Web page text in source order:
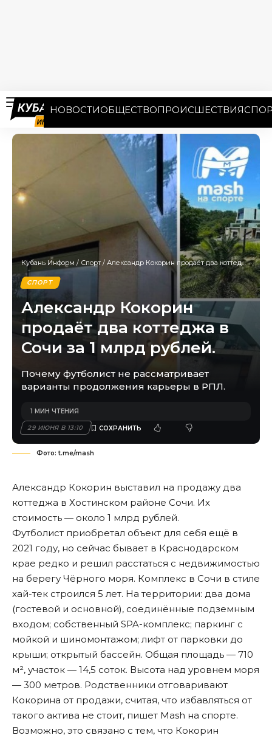
НОВОСТИОБЩЕСТВОПРОИСШЕСТВИЯ
Кубань Информ / Спорт / Александр Кокорин продаёт два коттеджа в Сочи за 1 млрд рублей.
СПОРТ
Александр Кокорин
продаёт два коттеджа в
Сочи за 1 млрд рублей.
Почему футболист не рассматривает
варианты продолжения карьеры в РПЛ.
29 ИЮНЯ В 13:10
1 МИН ЧТЕНИЯ
Фото: t.me/mash
Александр Кокорин выставил на продажу два
коттеджа в Хостинском районе Сочи. Их
стоимость — около 1 млрд рублей.
Футболист приобретал объект для себя ещё в
2021 году, но сейчас бывает в Краснодарском
крае редко и решил расстаться с недвижимостью
на берегу Чёрного моря. Комплекс в Сочи в стиле
хай-тек строился 5 лет. На территории: два дома
(гостевой и основной), соединённые подземным
входом; собственный SPA-комплекс; паркинг с
мойкой и шиномонтажом; лифт от парковки до
крыши; открытый бассейн. Общая площадь — 710
м², участок — 14,5 соток. Высота над уровнем моря
— 300 метров. Родственники отговаривают
Кокорина от продажи, считая, что избавляться от
такого актива не стоит, пишет Mash на спорте.
Возможно, это связано с тем, что Кокорин